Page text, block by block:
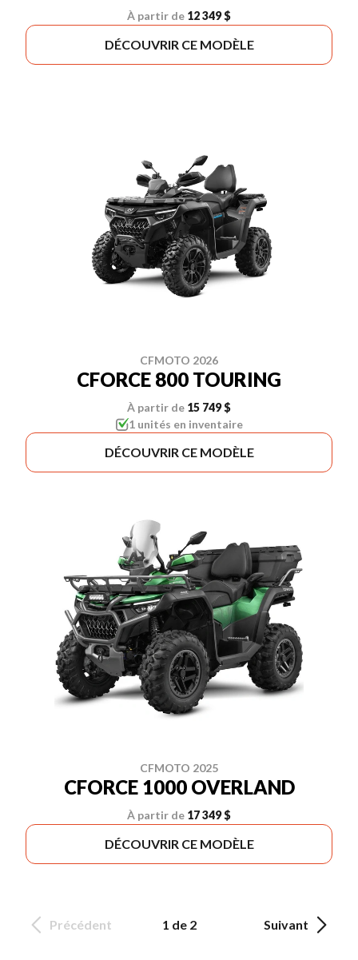
À partir de 12 349 $
DÉCOUVRIR CE MODÈLE
CFMOTO 2026
CFORCE 800 TOURING
À partir de 15 749 $
1 unités en inventaire
DÉCOUVRIR CE MODÈLE
CFMOTO 2025
CFORCE 1000 OVERLAND
À partir de 17 349 $
DÉCOUVRIR CE MODÈLE
Précédent 1 de 2 Suivant